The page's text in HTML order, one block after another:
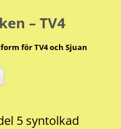
– TV4
för TV4 och Sjuan
5 syntolkad